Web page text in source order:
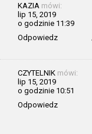
KAZIA mówi:
lip 15, 2019
o godzinie 11:39
Odpowiedz
CZYTELNIK mówi:
lip 15, 2019
o godzinie 10:51
Odpowiedz